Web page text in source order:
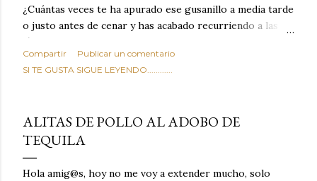
¿Cuántas veces te ha apurado ese gusanillo a media tarde
o justo antes de cenar y has acabado recurriendo a las
típicas patatas de bolsa, frutos secos fritos o snacks
ultraprocesados llenos de grasas saturadas y sodio?
Todos hemos estado ahí. Sin embargo, cuidarse no tiene
satisface. Estas alubias crujientes al horno van a cambiar
por completo tu forma de ver las legumbres. Olvídate de
asociar las alubias únicamente a los guisos tradicionales y
copiosos de invierno. Con esta receta simple pero
Compartir
Publicar un comentario
SI TE GUSTA SIGUE LEYENDO............
ALITAS DE POLLO AL ADOBO DE
TEQUILA
Hola amig@s, hoy no me voy a extender mucho, solo